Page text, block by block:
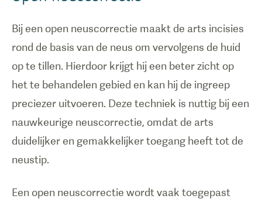
Bij een open neuscorrectie maakt de arts incisies
rond de basis van de neus om vervolgens de huid
op te tillen. Hierdoor krijgt hij een beter zicht op
het te behandelen gebied en kan hij de ingreep
preciezer uitvoeren. Deze techniek is nuttig bij een
nauwkeurige neuscorrectie, omdat de arts
duidelijker en gemakkelijker toegang heeft tot de
neustip.
Een open neuscorrectie wordt vaak toegepast